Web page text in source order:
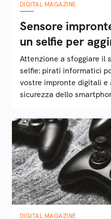
DIGITAL MAGAZINE
Sensore
un selfie per
Attenzione a sfoggiare il
selfie: pirati informatici
vostre impronte digitali e
sicurezza dello
DIGITAL MAGAZINE